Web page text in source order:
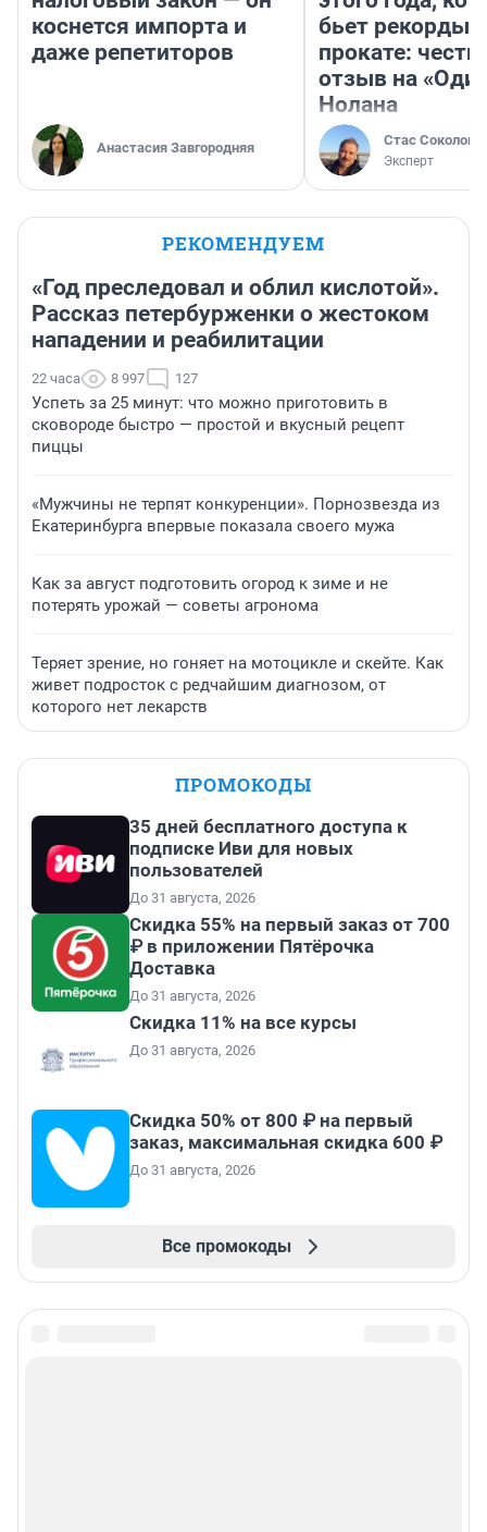
коснется импорта и
даже репетиторов
Анастасия Завгородняя
бьет рекорды в
прокате:
отзыв на
Нолана
Стас Соколов
Эксперт
РЕКОМЕНДУЕМ
«Год преследовал и облил кислотой».
Рассказ петербурженки о жестоком
нападении и реабилитации
22 часа 8 997 127
Успеть за 25 минут: что можно приготовить в
сковороде быстро — простой и вкусный рецепт
пиццы
«Мужчины не терпят конкуренции». Порнозвезда из
Екатеринбурга впервые показала своего мужа
Как за август подготовить огород к зиме и не
потерять урожай — советы агронома
Теряет зрение, но гоняет на мотоцикле и скейте. Как
живет подросток с редчайшим диагнозом, от
которого нет лекарств
ПРОМОКОДЫ
35 дней бесплатного доступа к
подписке Иви для новых
пользователей
До 31 августа, 2026
Скидка 55% на первый заказ от 700
₽ в приложении Пятёрочка
Доставка
До 31 августа, 2026
Скидка 11% на все курсы
До 31 августа, 2026
Скидка 50% от 800 ₽ на первый
заказ, максимальная скидка 600 ₽
До 31 августа, 2026
Все промокоды